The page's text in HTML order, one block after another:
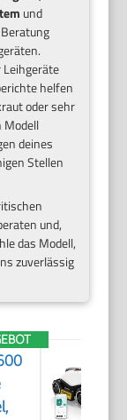
und
helfen
oder sehr
Modell
deines
Stellen
und,
das Modell,
zuverlässig